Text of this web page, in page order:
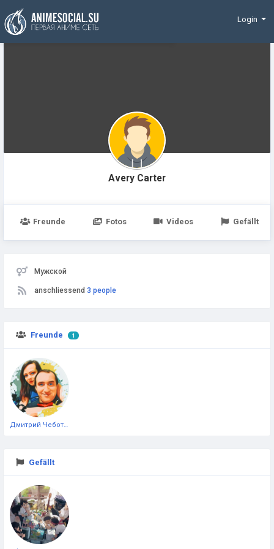
Finanzierung
Login
Avery Carter
Freunde Fotos Videos Gefällt
Мужской
anschliessend 3 people
Freunde 1
Gefällt